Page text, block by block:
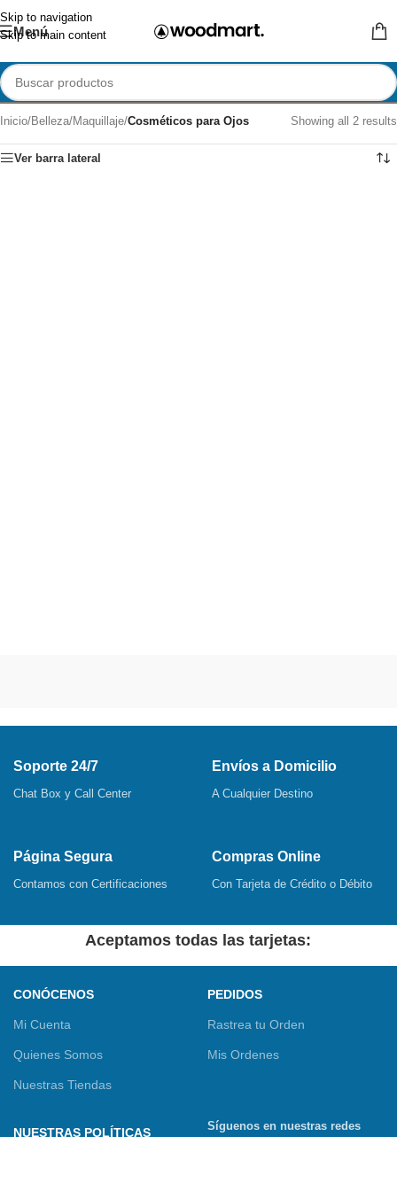
Skip to navigation
Skip to main content
Menú
Inicio/Belleza/Maquillaje/Cosméticos para Ojos Showing all 2 results
Ver barra lateral
Soporte 24/7
Chat Box y Call Center
Envíos a Domicilio
A Cualquier Destino
Página Segura
Contamos con Certificaciones
Compras Online
Con Tarjeta de Crédito o Débito
Aceptamos todas las tarjetas:
CONÓCENOS
Mi Cuenta
Quienes Somos
Nuestras Tiendas
PEDIDOS
Rastrea tu Orden
Mis Ordenes
NUESTRAS POLÍTICAS
Síguenos en nuestras redes